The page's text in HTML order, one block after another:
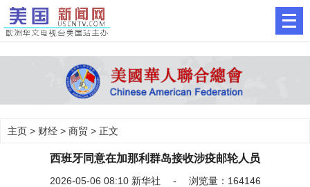
主页 > 财经 > 商贸 > 正文
西班牙同意在加那利群岛接收涉疫邮轮人员
2026-05-06 08:10 新华社 - 浏览量：164146